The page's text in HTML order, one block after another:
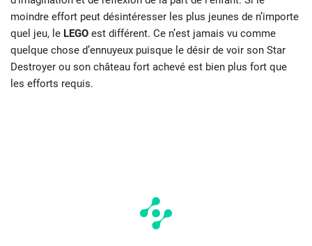
moindre effort peut désintéresser les plus jeunes de n’importe
quel jeu, le LEGO est différent. Ce n’est jamais vu comme
quelque chose d’ennuyeux puisque le désir de voir son Star
Destroyer ou son château fort achevé est bien plus fort que
les efforts requis.